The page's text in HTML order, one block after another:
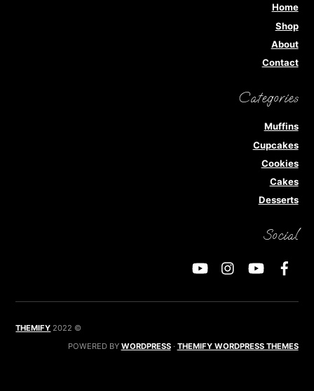
Home
Shop
About
Contact
Categories
Muffins
Cupcakes
Cookies
Cakes
Desserts
Social
©
THEMIFY 2022
POWERED BY WORDPRESS· THEMIFY WORDPRESS THEMES